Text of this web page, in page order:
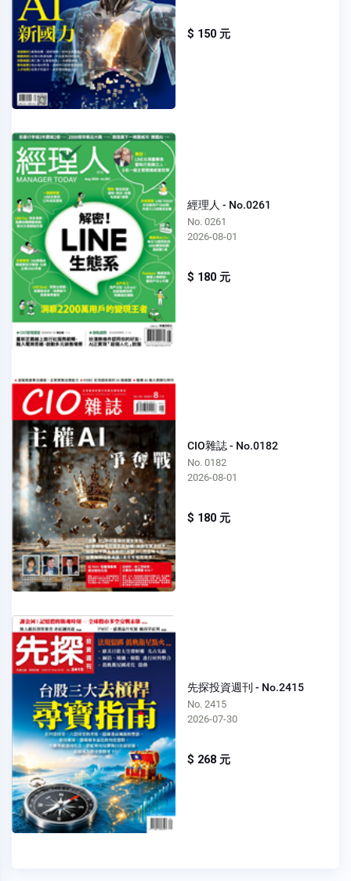
$ 150 元
經理人 - No.0261
No. 0261
2026-08-01
$ 180 元
CIO雜誌 - No.0182
No. 0182
2026-08-01
$ 180 元
先探投資週刊 - No.2415
No. 2415
2026-07-30
$ 268 元